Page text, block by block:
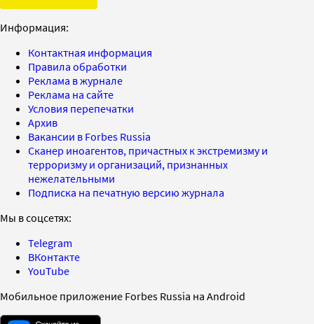
Информация:
Контактная информация
Правила обработки
Реклама в журнале
Реклама на сайте
Условия перепечатки
Архив
Вакансии в Forbes Russia
Сканер иноагентов, причастных к экстремизму и
терроризму и организаций, признанных
нежелательными
Подписка на печатную версию журнала
Мы в соцсетях:
Telegram
ВКонтакте
YouTube
Мобильное приложение Forbes Russia на Android